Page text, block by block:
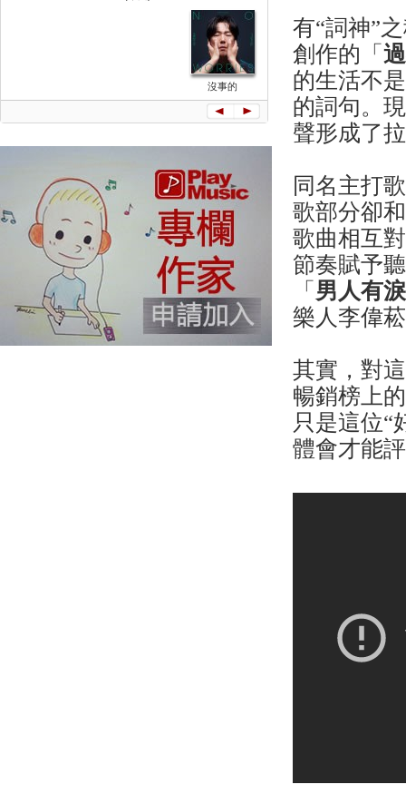
沒事的
有“詞神”
創作的「
的生活不
的詞句。
聲形成了
同名主打
歌部分卻
歌曲相互
節奏賦予
「 男人有淚
樂人李偉
其實，對
暢銷榜上
只是這位“
體會才能